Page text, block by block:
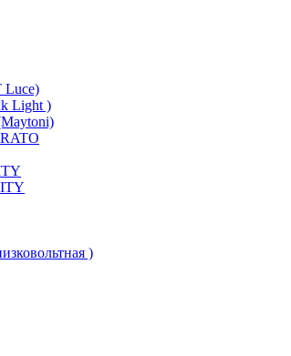
Luce)
Light )
)